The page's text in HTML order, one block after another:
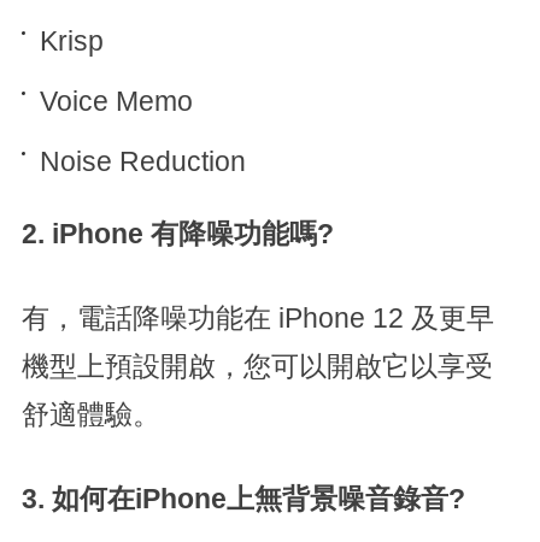
Krisp
Voice Memo
Noise Reduction
2. iPhone 有降噪功能嗎?
有，電話降噪功能在 iPhone 12 及更早
機型上預設開啟，您可以開啟它以享受
舒適體驗。
3. 如何在iPhone上無背景噪音錄音?